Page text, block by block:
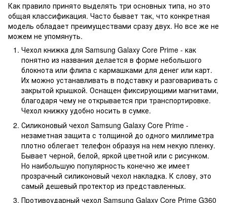
Как правило принято выделять три основных типа, но это
общая классификация. Часто бывает так, что конкретная
модель обладает преимуществами сразу двух. Но все же не
можем не упомянуть.
Чехол книжка для Samsung Galaxy Core Prime - как
понятно из названия делается в форме небольшого
блокнота или флипа с кармашками для денег или карт.
Их можно устанавливать в подставку и разговаривать с
закрытой крышкой. Оснащен фиксирующими магнитами,
благодаря чему не открывается при транспортировке.
Чехол книжку удобно носить в сумке.
Силиконовый чехол Samsung Galaxy Core Prime -
незаметная защита с толщиной до одного миллиметра
плотно облегает телефон образуя на нем некую пленку.
Бывает черной, белой, яркой цветной или с рисунком.
Но наибольшую популярность конечно же имеет
прозрачный силиконовый чехол накладка. К слову, это
самый дешевый протектор из представленных.
Противоударный чехол Samsung Galaxy Core Prime G360